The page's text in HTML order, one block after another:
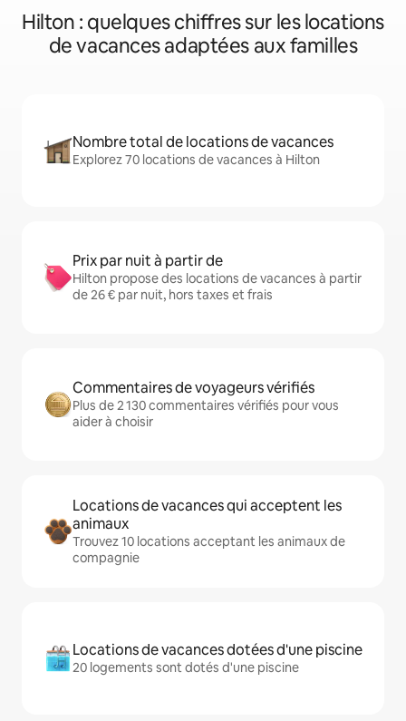
Hilton : quelques chiffres sur les locations
de vacances adaptées aux familles
Nombre total de locations de vacances
Explorez 70 locations de vacances à Hilton
Prix par nuit à partir de
Hilton propose des locations de vacances à partir
de 26 € par nuit, hors taxes et frais
Commentaires de voyageurs vérifiés
Plus de 2 130 commentaires vérifiés pour vous
aider à choisir
Locations de vacances qui acceptent les
animaux
Trouvez 10 locations acceptant les animaux de
compagnie
Locations de vacances dotées d'une piscine
20 logements sont dotés d'une piscine